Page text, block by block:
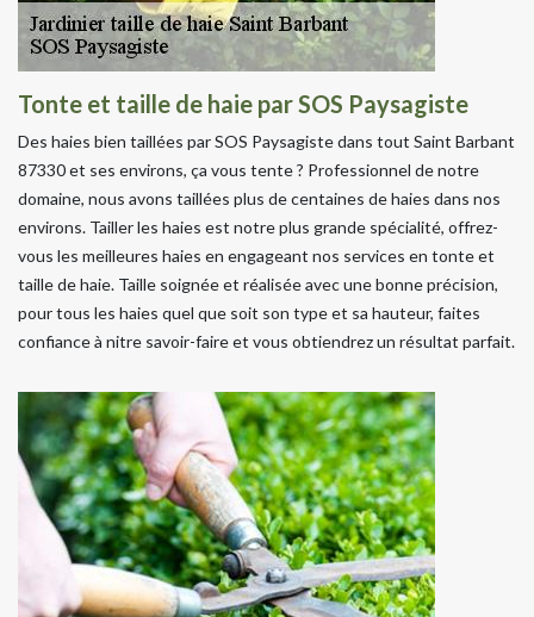
Tonte et taille de haie par SOS Paysagiste
Des haies bien taillées par SOS Paysagiste dans tout Saint Barbant
87330 et ses environs, ça vous tente ? Professionnel de notre
domaine, nous avons taillées plus de centaines de haies dans nos
environs. Tailler les haies est notre plus grande spécialité, offrez-
vous les meilleures haies en engageant nos services en tonte et
taille de haie. Taille soignée et réalisée avec une bonne précision,
pour tous les haies quel que soit son type et sa hauteur, faites
confiance à nitre savoir-faire et vous obtiendrez un résultat parfait.